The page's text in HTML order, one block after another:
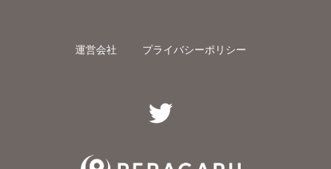
運営会社 プライバシーポリシー